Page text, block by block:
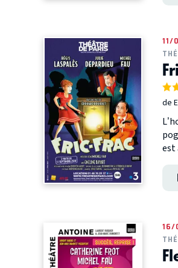
11/
de
est
16/